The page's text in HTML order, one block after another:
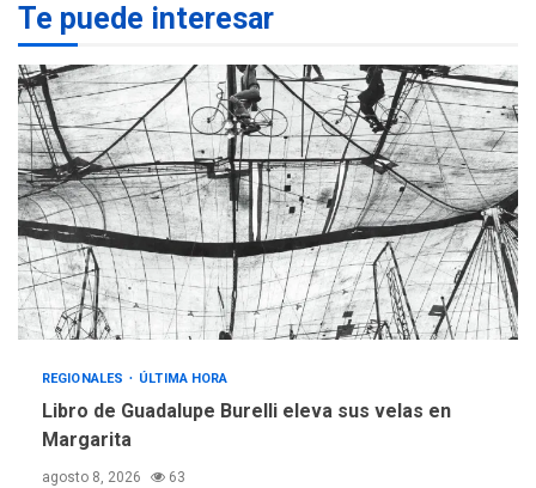
2
Margarita será sede de
para aprender a atender
adultos mayores
3
REGIONALES ÚLTIMA HORA
Mariño fortalece capacidad
operativa con flota
vehicular de 60 unidades
adquiridas en un año de
gestión
4
REGIONALES ÚLTIMA HORA
«Juan Bautista Arismendi» a
la altura de Macho Muerto
Te puede interesar
REGIONALES ÚLTIMA HORA
Libro de Guadalupe Burelli eleva sus velas en
Margarita
agosto 8, 2026 63